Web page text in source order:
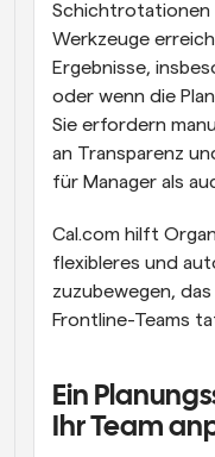
Schichtrotationen
Werkzeuge
Ergebnisse,
oder wenn die
Sie erfordern
an Transparenz
für Manager als
Cal.com hilft
flexibleres und
zuzubewegen,
Frontline-Teams
Ein
Ihr Team